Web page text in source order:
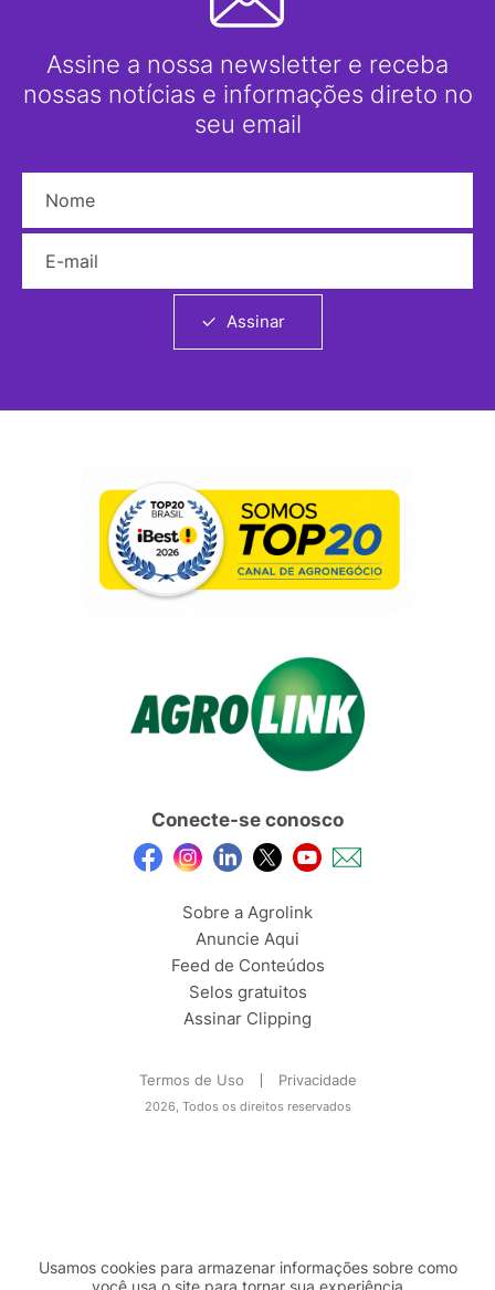
Assine a nossa newsletter e receba
nossas notícias e informações direto no
seu email
Assinar
Conecte-se conosco
Sobre a Agrolink
Anuncie Aqui
Feed de Conteúdos
Selos gratuitos
Assinar Clipping
Termos de Uso Privacidade
2026, Todos os direitos reservados
Usamos cookies para armazenar informações sobre como